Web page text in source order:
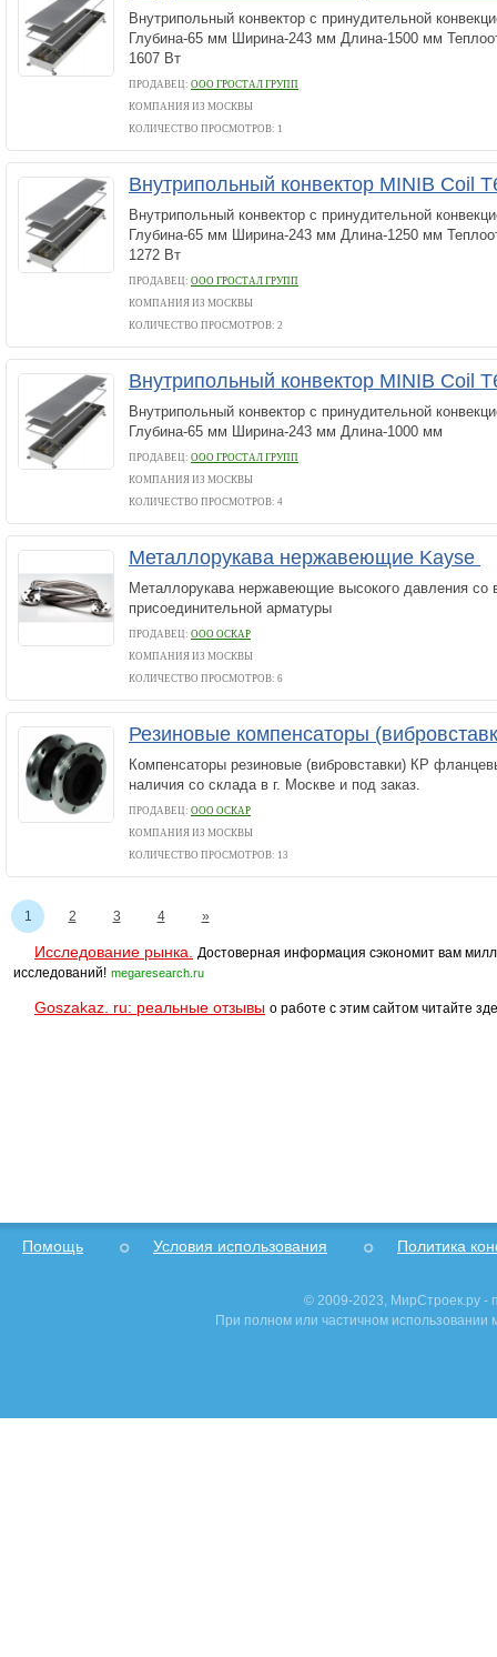
Внутрипольный конвектор с принудительной
Глубина-65 мм Ширина-243 мм Длина-1500 мм
1607 Вт
ПРОДАВЕЦ: ООО ГРОСТАЛ ГРУПП
КОМПАНИЯ ИЗ МОСКВЫ
КОЛИЧЕСТВО ПРОСМОТРОВ: 1
Внутрипольный конвектор MINIB Coil
Внутрипольный конвектор с принудительной
Глубина-65 мм Ширина-243 мм Длина-1250 мм
1272 Вт
ПРОДАВЕЦ: ООО ГРОСТАЛ ГРУПП
КОМПАНИЯ ИЗ МОСКВЫ
КОЛИЧЕСТВО ПРОСМОТРОВ: 2
Внутрипольный конвектор MINIB Coil
Внутрипольный конвектор с принудительной
Глубина-65 мм Ширина-243 мм Длина-1000 мм
ПРОДАВЕЦ: ООО ГРОСТАЛ ГРУПП
КОМПАНИЯ ИЗ МОСКВЫ
КОЛИЧЕСТВО ПРОСМОТРОВ: 4
Металлорукава нержавеющие Kayse
Металлорукава нержавеющие высокого давления со
присоединительной арматуры
ПРОДАВЕЦ: ООО ОСКАР
КОМПАНИЯ ИЗ МОСКВЫ
КОЛИЧЕСТВО ПРОСМОТРОВ: 6
Резиновые компенсаторы
Компенсаторы резиновые (вибровставки) КР
наличия со склада в г. Москве и под заказ.
ПРОДАВЕЦ: ООО ОСКАР
КОМПАНИЯ ИЗ МОСКВЫ
КОЛИЧЕСТВО ПРОСМОТРОВ: 13
1 2 3 4 »
Исследование рынка.
Достоверная информация сэкономит вам
исследований! megaresearch.ru
Goszakaz. ru: реальные отзывы о работе с этим сайтом читайте
Помощь Условия использования Политика
© 2009-2023, МирСтроек.ру -
При полном или частичном использовании